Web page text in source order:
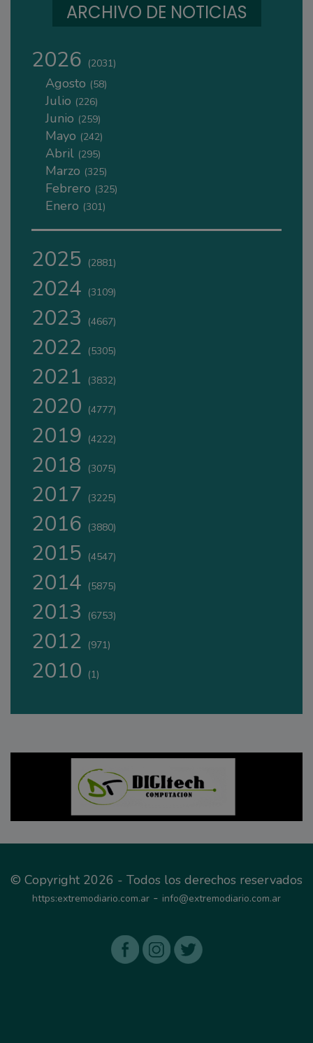
ARCHIVO DE NOTICIAS
2026 (2031)
Agosto (58)
Julio (226)
Junio (259)
Mayo (242)
Abril (295)
Marzo (325)
Febrero (325)
Enero (301)
2025 (2881)
2024 (3109)
2023 (4667)
2022 (5305)
2021 (3832)
2020 (4777)
2019 (4222)
2018 (3075)
2017 (3225)
2016 (3880)
2015 (4547)
2014 (5875)
2013 (6753)
2012 (971)
2010 (1)
© Copyright 2026 - Todos los derechos reservados
https:extremodiario.com.ar - info@extremodiario.com.ar